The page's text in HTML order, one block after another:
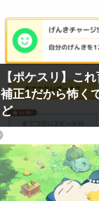
【ポケスリ】こ
補正1だから怖く
ど